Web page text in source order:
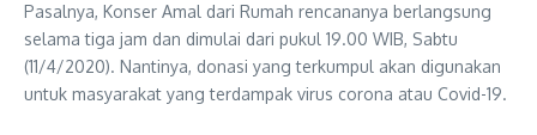
Pasalnya, Konser Amal dari Rumah rencananya berlangsung
selama tiga jam dan dimulai dari pukul 19.00 WIB, Sabtu
(11/4/2020). Nantinya, donasi yang terkumpul akan digunakan
untuk masyarakat yang terdampak virus corona atau Covid-19.